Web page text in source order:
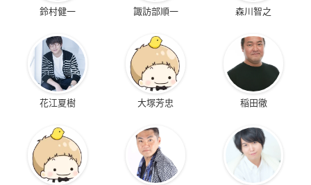
鈴村健一 諏訪部順一 森川智之
花江夏樹 大塚芳忠 稲田徹